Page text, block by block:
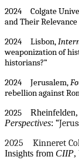
2024 Colgate
and Their
2024 Lisbon,
weaponization of
historians?”
2024 Jerusalem,
rebellion against
2025
Perspectives: “
2025 Kinneret
Insights from CIIP,